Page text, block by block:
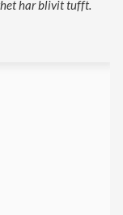
har blivit tufft.